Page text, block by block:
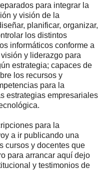
para integrar la
y visión de la
planificar, organizar,
los distintos
informáticos conforme a
y liderazgo para
estrategia; capaces de
los recursos y
para la
estrategias empresariales
para la
a ir publicando una
cursos y docentes que
para arrancar aquí dejo
y testimonios de